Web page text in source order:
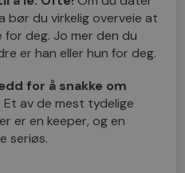
bør du virkelig overveie at
deg. Jo mer den du
er han eller hun for deg.
for å snakke om
Et av de mest tydelige
er en keeper, og en
seriøs.